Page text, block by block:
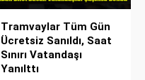
Tramvaylar Tüm Gün
Ücretsiz Sanıldı, Saat
Sınırı Vatandaşı
Yanılttı